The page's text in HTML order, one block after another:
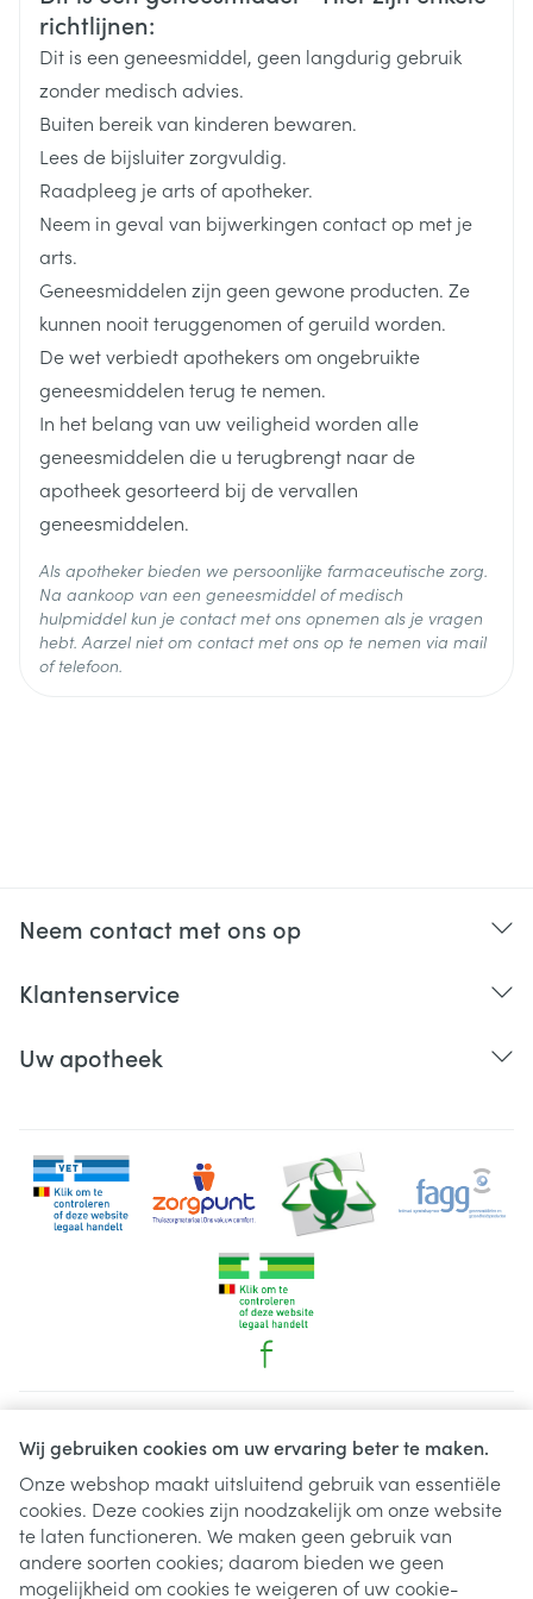
Wij gebruiken cookies om uw ervaring beter te maken.
Onze webshop maakt uitsluitend gebruik van essentiële
cookies. Deze cookies zijn noodzakelijk om onze website
te laten functioneren. We maken geen gebruik van
andere soorten cookies; daarom bieden we geen
mogelijkheid om cookies te weigeren of uw cookie-
(komt voor bij minder dan 1 op de 10 gebruikers).
bloedvergiftiging (sepsis), een ernstige, of in
zeldzame gevallen zelfs levensbedreigende infectie
(komt voor bij minder dan 1 op de 10 gebruikers).
roodheid en vervellen van de huid, over een groter
gedeelte van het lichaam. Dit kan jeuk geven of
pijnlijk zijn (exfoliatieve dermatitis) (frequentie kan
met de beschikbare gegevens niet worden
bepaald).
Kauw of breek de tabletten niet en maak ze niet fijn
Merken
Breedte 81 mm
Lengte
Diepte 25 mm
Ingrediënten
roxadustat
Behoud Kamertemperatuur (15°C - 25°C)
richtlijnen:
Dit is een geneesmiddel, geen langdurig gebruik
zonder medisch advies.
Buiten bereik van kinderen bewaren.
Lees de bijsluiter zorgvuldig.
Raadpleeg je arts of apotheker.
Neem in geval van bijwerkingen contact op met je
arts.
Geneesmiddelen zijn geen gewone producten. Ze
kunnen nooit teruggenomen of geruild worden.
De wet verbiedt apothekers om ongebruikte
geneesmiddelen terug te nemen.
In het belang van uw veiligheid worden alle
geneesmiddelen die u terugbrengt naar de
apotheek gesorteerd bij de vervallen
geneesmiddelen.
Als apotheker bieden we persoonlijke farmaceutische zorg.
Na aankoop van een geneesmiddel of medisch
hulpmiddel kun je contact met ons opnemen als je vragen
hebt. Aarzel niet om contact met ons op te nemen via mail
of telefoon.
Neem contact met ons op
Klantenservice
Uw apotheek
Juridische links